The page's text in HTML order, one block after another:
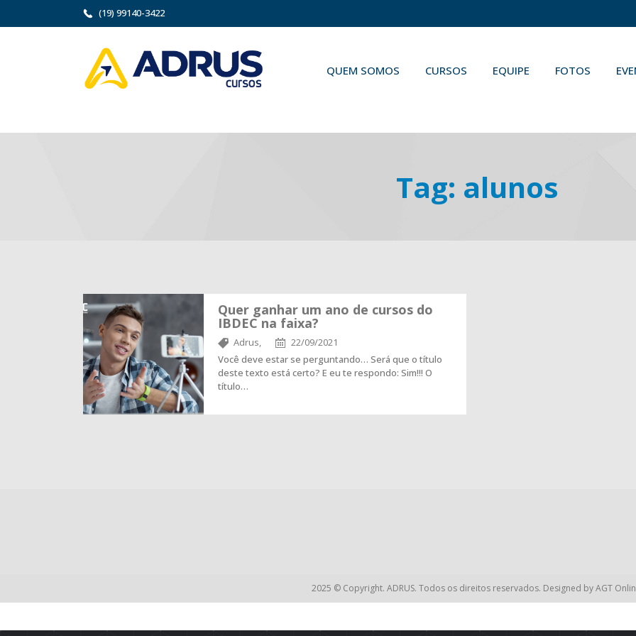
(19) 99140-3422
QUEM SOMOS CURSOS EQUIPE FOTOS
Tag: alunos
Quer ganhar um ano de cursos do
IBDEC na faixa?
Adrus,
22/09/2021
Você deve estar se perguntando… Será que o título
deste texto está certo? E eu te respondo: Sim!!! O
título…
2025 © Copyright. ADRUS. Todos os direitos reservados. Designed byAGT